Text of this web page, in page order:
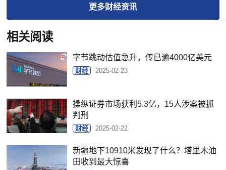
更多财经资讯
相关阅读
字节跳动估值急升，传已逾4000亿美元
财经 2025-02-23
操纵证券市场获利5.3亿，15人涉案被抓
判刑
财经 2025-02-22
新疆地下10910米发现了什么？塔里木油
田收到最大惊喜